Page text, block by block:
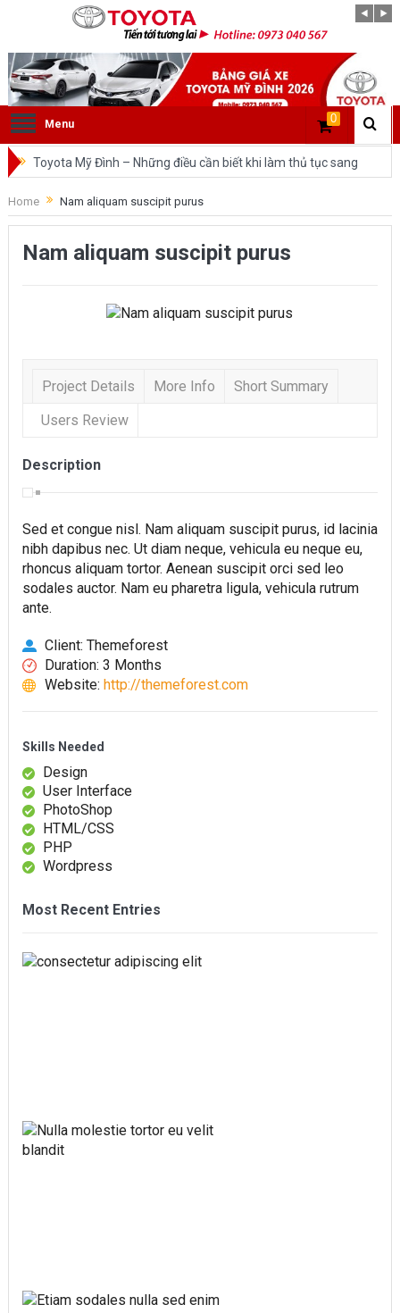
Menu 0
Toyota Mỹ Đình – Những điều cần biết khi làm thủ tục sang
tên ô tô trong cùng tỉnh.
So sánh Toyota Veloz Cross và Toyota Innova: Nên chọn xe
nào?
Việt Nam?
Toyota Việt Nam chính thức ra mắt Toyota Fortuner 2022 và
“Bật mí” những thay đổi của Toyota Land Cruiser 2021 vừa
được ra mắt tại Việt Nam
Những dòng xe Toyota đang phổ biến nhất trên thị trường
Việt Nam hiện nay.
Lựa chọn Toyota Corolla Cross hay Mazda CX-5 trong phân
khúc C – SUV?
Những thay đổi trên dòng xe Vios 2022
Home Nam aliquam suscipit purus
Nam aliquam suscipit purus
Project Details More Info
Short Summary
Users Review
Description
Sed et congue nisl. Nam aliquam suscipit purus, id lacinia
nibh dapibus nec. Ut diam neque, vehicula eu neque eu,
rhoncus aliquam tortor. Aenean suscipit orci sed leo
sodales auctor. Nam eu pharetra ligula, vehicula rutrum
ante.
Client: Themeforest
Duration: 3 Months
Website: http://themeforest.com
Skills Needed
Design
User Interface
PhotoShop
HTML/CSS
PHP
Wordpress
Most Recent Entries